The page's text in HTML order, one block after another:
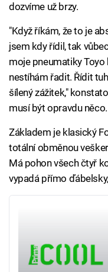
dozvíme už brzy.
"Když říkám, že to je
jsem kdy řídil, tak
moje pneumatiky Toyo
nestíhám řadit. Řídit
šílený zážitek,"
musí být opravdu něco.
Základem je klasický
totální obměnou
Má pohon všech čtyř
vypadá přímo